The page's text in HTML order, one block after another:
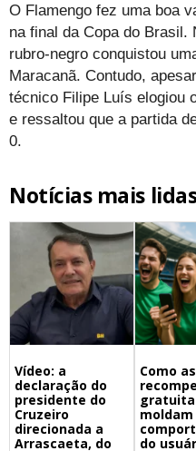
O Flamengo fez uma boa
na final da Copa do Brasil.
rubro-negro conquistou
Maracanã. Contudo,
técnico Filipe Luís elogiou
e ressaltou que a partida
0.
Notícias mais
Vídeo: a
declaração do
presidente do
Cruzeiro
direcionada a
Arrascaeta, do
Como as
moldam
do